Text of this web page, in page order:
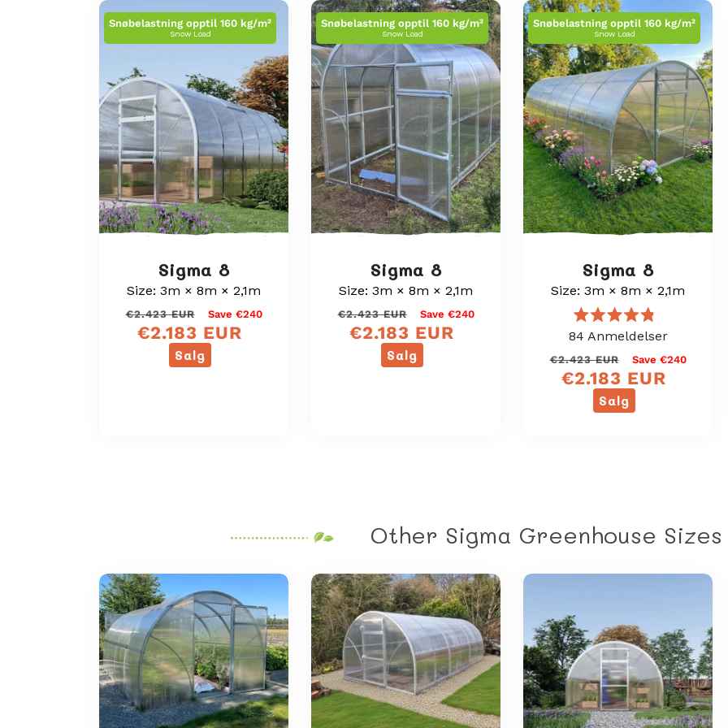
i
o
n
:
Snøbelastning opptil 160 kg/m²
Snow Load
Sigma 8
Size: 3m × 8m × 2,1m
Vanlig
pris
€2.423 EUR Save €240
Salg
Salgspris
€2.183 EUR
Snøbelastning opptil 160 kg/m²
Snow Load
Sigma 8
Size: 3m × 8m × 2,1m
Vanlig
pris
€2.423 EUR Save €240
Salg
Salgspris
€2.183 EUR
Snøbelastning opptil 160 kg/m²
Snow Load
Sigma 8
Size: 3m × 8m × 2,1m
Vurdert
til
4.8
av
5
stjerner
84 Anmeldelser
Vanlig
pris
€2.423 EUR Save €240
Salg
Salgspris
€2.183 EUR
Other Sigma Greenhouse